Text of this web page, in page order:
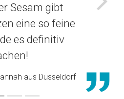
Sesam gibt
eine so feine
es definitiv
aus Düsseldorf